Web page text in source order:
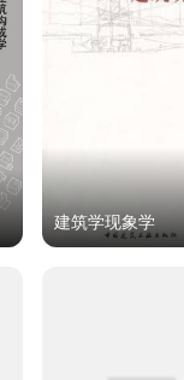
方法
建筑学现象学